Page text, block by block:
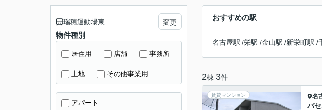
おすすめの駅
名古屋駅 /栄駅 /金山駅 /新栄町駅 /
2棟 3件
賃貸マンション 名
パ
瑞穂運動場東 変更
物件種別
居住用 店舗 事務所
土地 その他事業用
アパート